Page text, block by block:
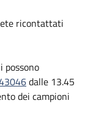
ricontattati
dalle 13.45
dei campioni